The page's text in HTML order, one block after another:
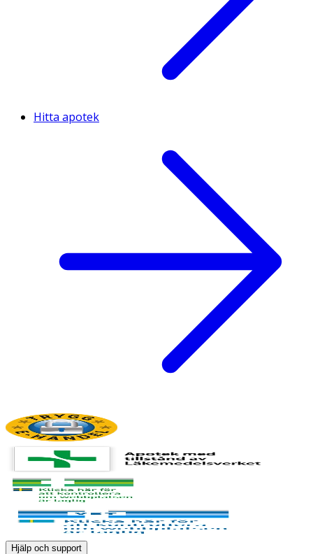
Hitta apotek
Hjälp och support